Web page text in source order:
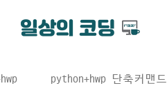
python+hwp 단축커맨드